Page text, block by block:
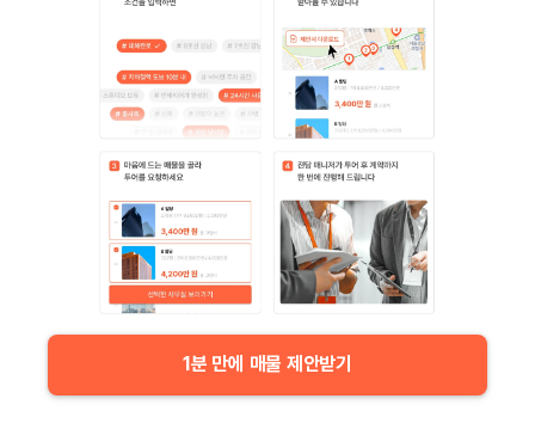
1분 만에 매물 제안받기